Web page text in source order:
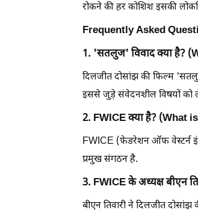
रोकने की हर कोशिश इसकी
Frequently Asked
1. 'सतलुज' विवाद क्या है?
दिलजीत दोसांझ की फिल्म
इससे जुड़े संवेदनशील विषयों को
2. FWICE क्या है? (What
FWICE (फेडरेशन ऑफ वेस्टर्न
प्रमुख संगठन है.
3. FWICE के अध्यक्ष बीएन
बीएन तिवारी ने दिलजीत